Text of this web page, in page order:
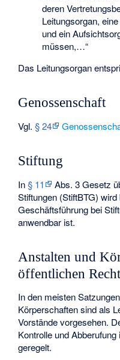
deren
Leitungsorgan,
und ein
müssen,…“
Das Leitungsorgan
Genossenschaft
Vgl.§ 24
Stiftung
In§ 11 Abs. 3Gesetz
Stiftungen (StiftBTG)
Geschäftsführung bei
anwendbar ist.
Anstalten und
öffentlichen
In den meisten
Körperschaften sind als
Vorstände vorgesehen.
Kontrolle und
geregelt.